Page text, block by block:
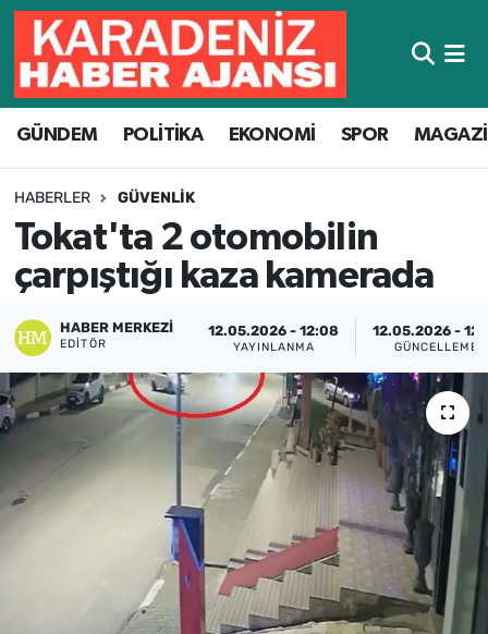
GÜNDEM POLİTİKA EKONOMİ SPOR
HABERLER GÜVENLIK
Tokat'ta 2 otomobilin
çarpıştığı kaza kamerada
HABER MERKEZI
EDITÖR
12.05.2026 - 12:08
YAYINLANMA
12.05.2026 -
GÜNCELLEME
Hava Durumu
Trafik Durumu
Süper Lig Puan Durumu ve Fikstür
Tüm Manşetler